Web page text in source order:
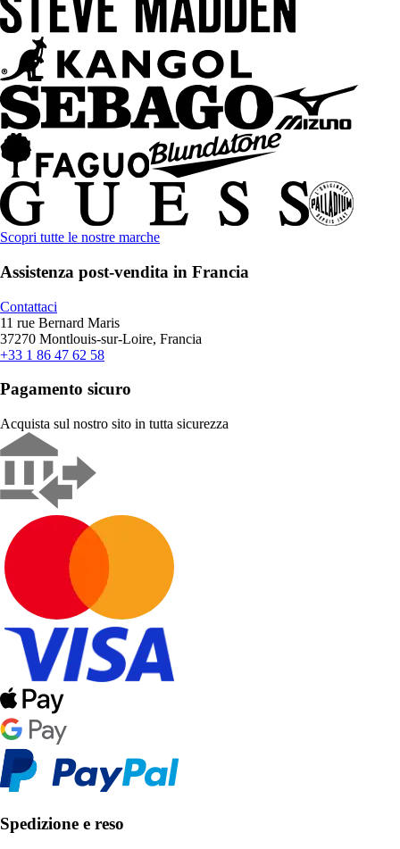
Scopri tutte le nostre marche
Assistenza post-vendita in Francia
Contattaci
11 rue Bernard Maris
37270 Montlouis-sur-Loire, Francia
+33 1 86 47 62 58
Pagamento sicuro
Acquista sul nostro sito in tutta sicurezza
Spedizione e reso